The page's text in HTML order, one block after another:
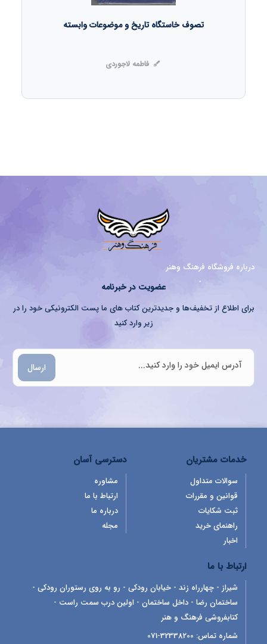
تصوف خاستگاه تاریخ و موضوعات وابسته
فاطمه لاجوردی
درباره فروشگاه فرهنگ وهنر
عضویت در خبرنامه
برای اطلاع از تخفیف‌ها و جدیدترین کتاب های ما پست الکترونیکی خود را در
زیر وارد کنید
ارسال
خدمات مشتریان
سوالات متداول
قوانین و مقررات
ثبت شکایات
راهنمای خرید
اخبار
دسترسی آسان
مشاوره
ارتباط با ما
درباره ما
مجله
ارتباط با ما
شیراز - چهارراه زند - خیابان رودکی - رو به روی رستوران رودکی -
ساختمان رضا - داخل ساختمان - اولین درب سمت راست -
کتابفروشی فرهنگ و هنر
شماره تماس: 32338200-071